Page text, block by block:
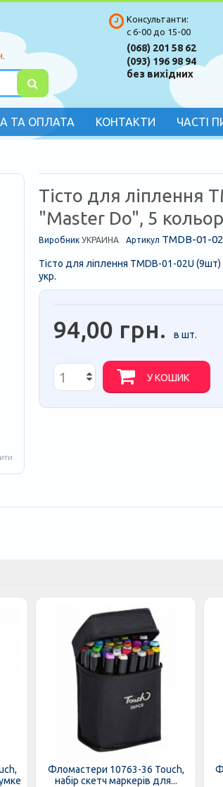
Консультанти:
с 6-00 до 15-00
(068) 201 58 62
(093) 196 98 94
без вихідних
ТА ОПЛАТА КОНТАКТИ ЧАСТІ
Тісто для ліплення
"Master Do", 5
Виробник УКРАИНА Артикул TMDB-01-
Тісто для ліплення TMDB-01-02U
укр.
94,00 грн. в шт.
У КОШИК
Фломастери 10763-36 Touch,
набір скетч маркерів для...